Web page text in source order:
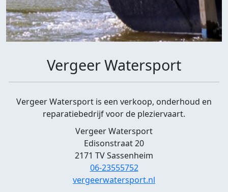
Vergeer Watersport
Vergeer Watersport is een verkoop, onderhoud en
reparatiebedrijf voor de pleziervaart.
Vergeer Watersport
Edisonstraat 20
2171 TV Sassenheim
06-23555752
vergeerwatersport.nl